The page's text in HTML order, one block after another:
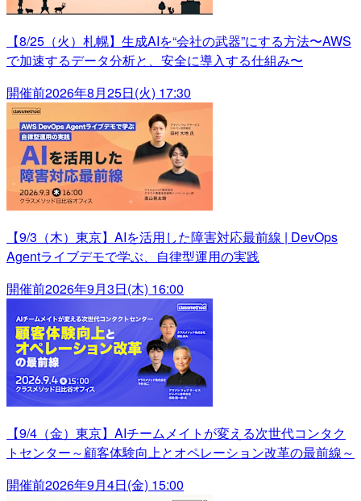
【8/25（火）札幌】生成AIを“会社の武器”にする方法〜AWS
で加速するデータ分析と、安全に導入する仕組み〜
開催前2026年8月25日(火) 17:30
【9/3（木）東京】AIを活用した障害対応最前線 | DevOps
Agentライブデモで学ぶ、自律型運用の実践
開催前2026年9月3日(木) 16:00
【9/4（金）東京】AIチームメイトが変える次世代コンタク
トセンター～顧客体験向上とオペレーション改革の最前線～
開催前2026年9月4日(金) 15:00